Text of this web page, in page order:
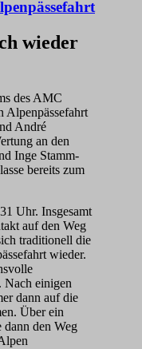
wieder
des AMC
Alpenpässefahrt
André
an den
Inge Stamm-
bereits zum
Uhr. Insgesamt
auf den Weg
traditionell die
wieder.
Nach einigen
dann auf die
Über ein
dann den Weg